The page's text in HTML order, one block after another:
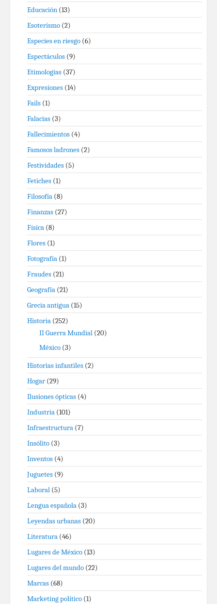
Educación (13)
Esoterismo (2)
Especies en riesgo (6)
Espectáculos (9)
Etimologías (37)
Expresiones (14)
Fails (1)
Falacias (3)
Fallecimientos (4)
Famosos ladrones (2)
Festividades (5)
Fetiches (1)
Filosofía (8)
Finanzas (27)
Física (8)
Flores (1)
Fotografía (1)
Fraudes (21)
Geografía (21)
Grecia antigua (15)
Historia (252)
II Guerra Mundial (20)
México (3)
Historias infantiles (2)
Hogar (29)
Ilusiones ópticas (4)
Industria (101)
Infraestructura (7)
Insólito (3)
Inventos (4)
Juguetes (9)
Laboral (5)
Lengua española (3)
Leyendas urbanas (20)
Literatura (46)
Lugares de México (13)
Lugares del mundo (22)
Marcas (68)
Marketing político (1)